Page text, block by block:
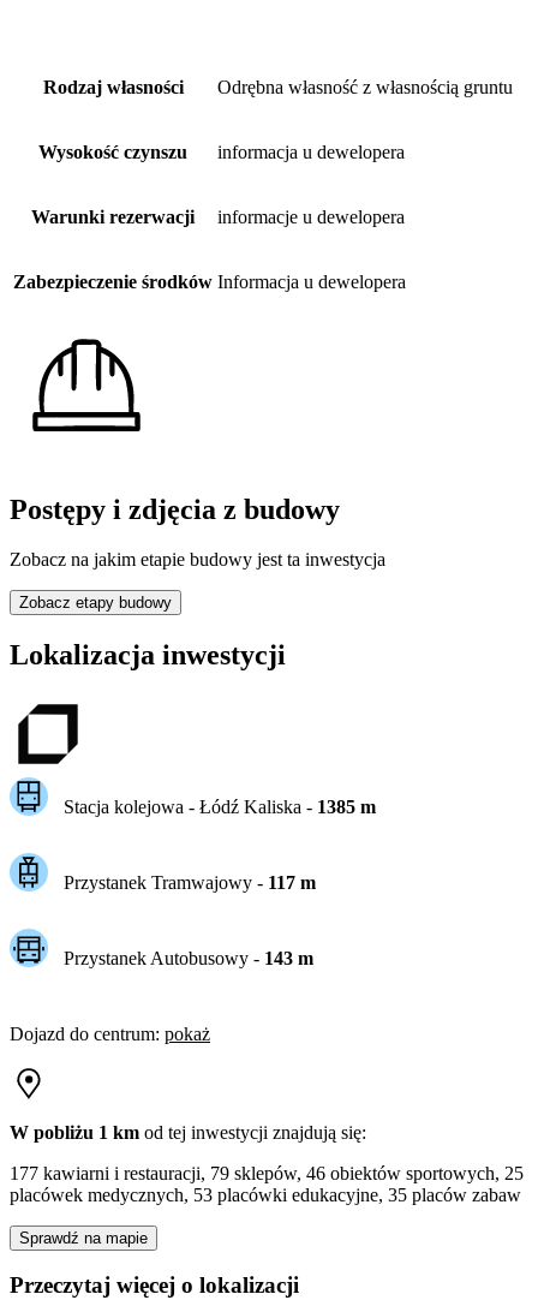
Rodzaj własności Odrębna własność z własnością gruntu
Wysokość czynszu informacja u dewelopera
Warunki rezerwacji informacje u dewelopera
Zabezpieczenie środków Informacja u dewelopera
Postępy i zdjęcia z budowy
Zobacz na jakim etapie budowy jest ta inwestycja
Zobacz etapy budowy
Lokalizacja inwestycji
Stacja kolejowa - Łódź Kaliska - 1385m
Przystanek Tramwajowy - 117m
Przystanek Autobusowy - 143m
Dojazd do centrum: pokaż
W pobliżu 1 km od tej inwestycji znajdują się:
177 kawiarni i restauracji, 79 sklepów, 46 obiektów sportowych, 25
placówek medycznych, 53 placówki edukacyjne, 35 placów zabaw
Sprawdź na mapie
Przeczytaj więcej o lokalizacji